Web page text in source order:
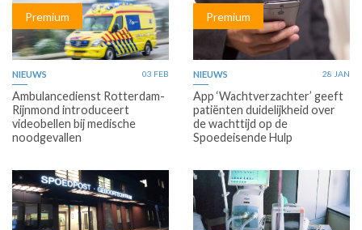
Premium
NIEUWS 03 FEB
Ambulancedienst Rotterdam-
Rijnmond introduceert
videobellen bij medische
noodgevallen
Premium
NIEUWS 28 JAN
App ‘Wachtverzachter’ geeft
patiënten duidelijkheid over
de wachttijd op de
Spoedeisende Hulp